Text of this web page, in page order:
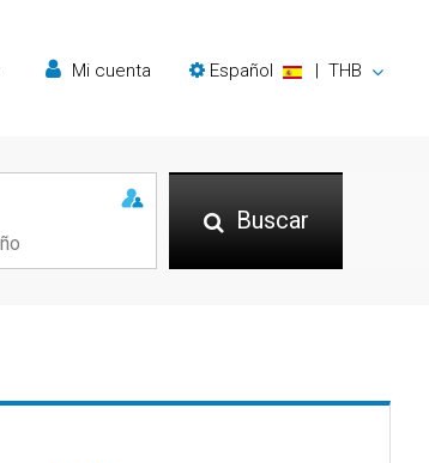
Mi cuenta Español | THB
Buscar